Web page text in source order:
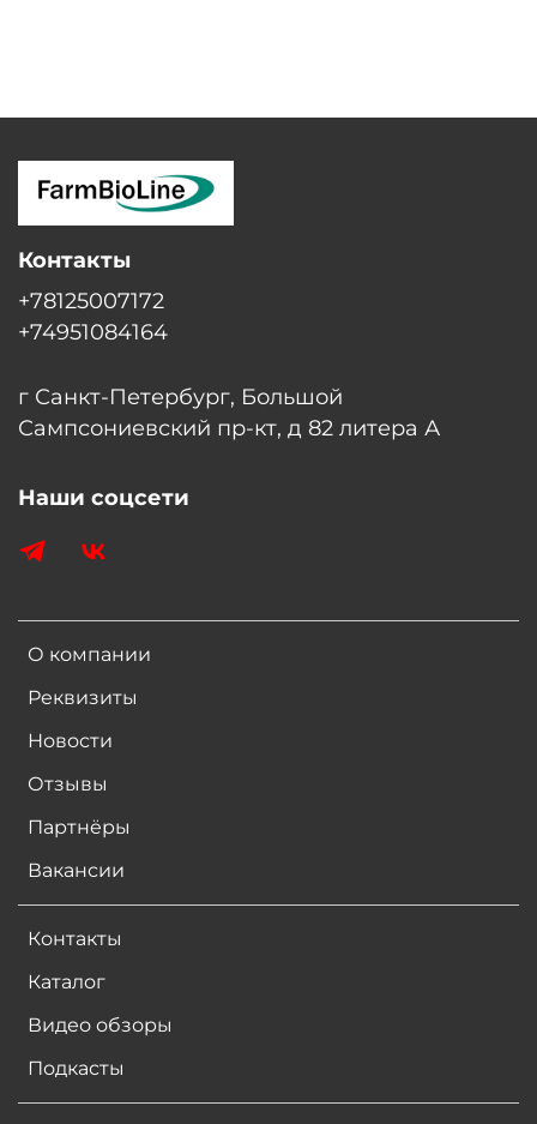
О компании
Реквизиты
Новости
Отзывы
Партнёры
Вакансии
Контакты
Каталог
Видео обзоры
Подкасты
Контакты
+78125007172
+74951084164
г Санкт-Петербург, Большой
Сампсониевский пр-кт, д 82 литера А
Наши соцсети